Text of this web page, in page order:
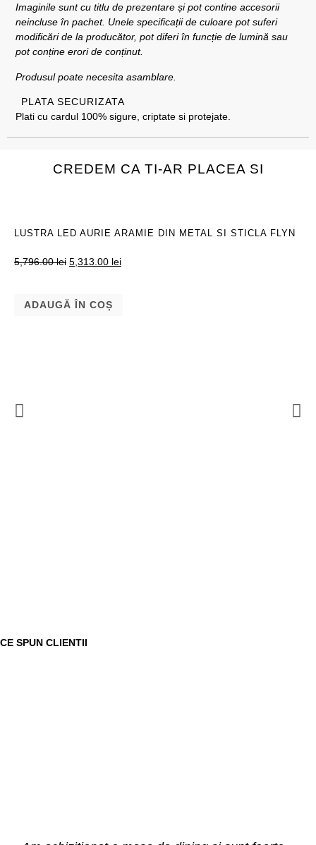
Imaginile sunt cu titlu de prezentare și pot contine accesorii
neincluse în pachet. Unele specificații de culoare pot suferi
modificări de la producător, pot diferi în funcție de lumină sau
pot conține erori de conținut.
Produsul poate necesita asamblare.
PLATA SECURIZATA
Plati cu cardul 100% sigure, criptate si protejate.
CREDEM CA TI-AR PLACEA SI
LUSTRA LED AURIE ARAMIE DIN METAL SI STICLA FLYN
5,796.00lei 5,313.00 lei
ADAUGĂ ÎN COȘ
CE SPUN CLIENTII